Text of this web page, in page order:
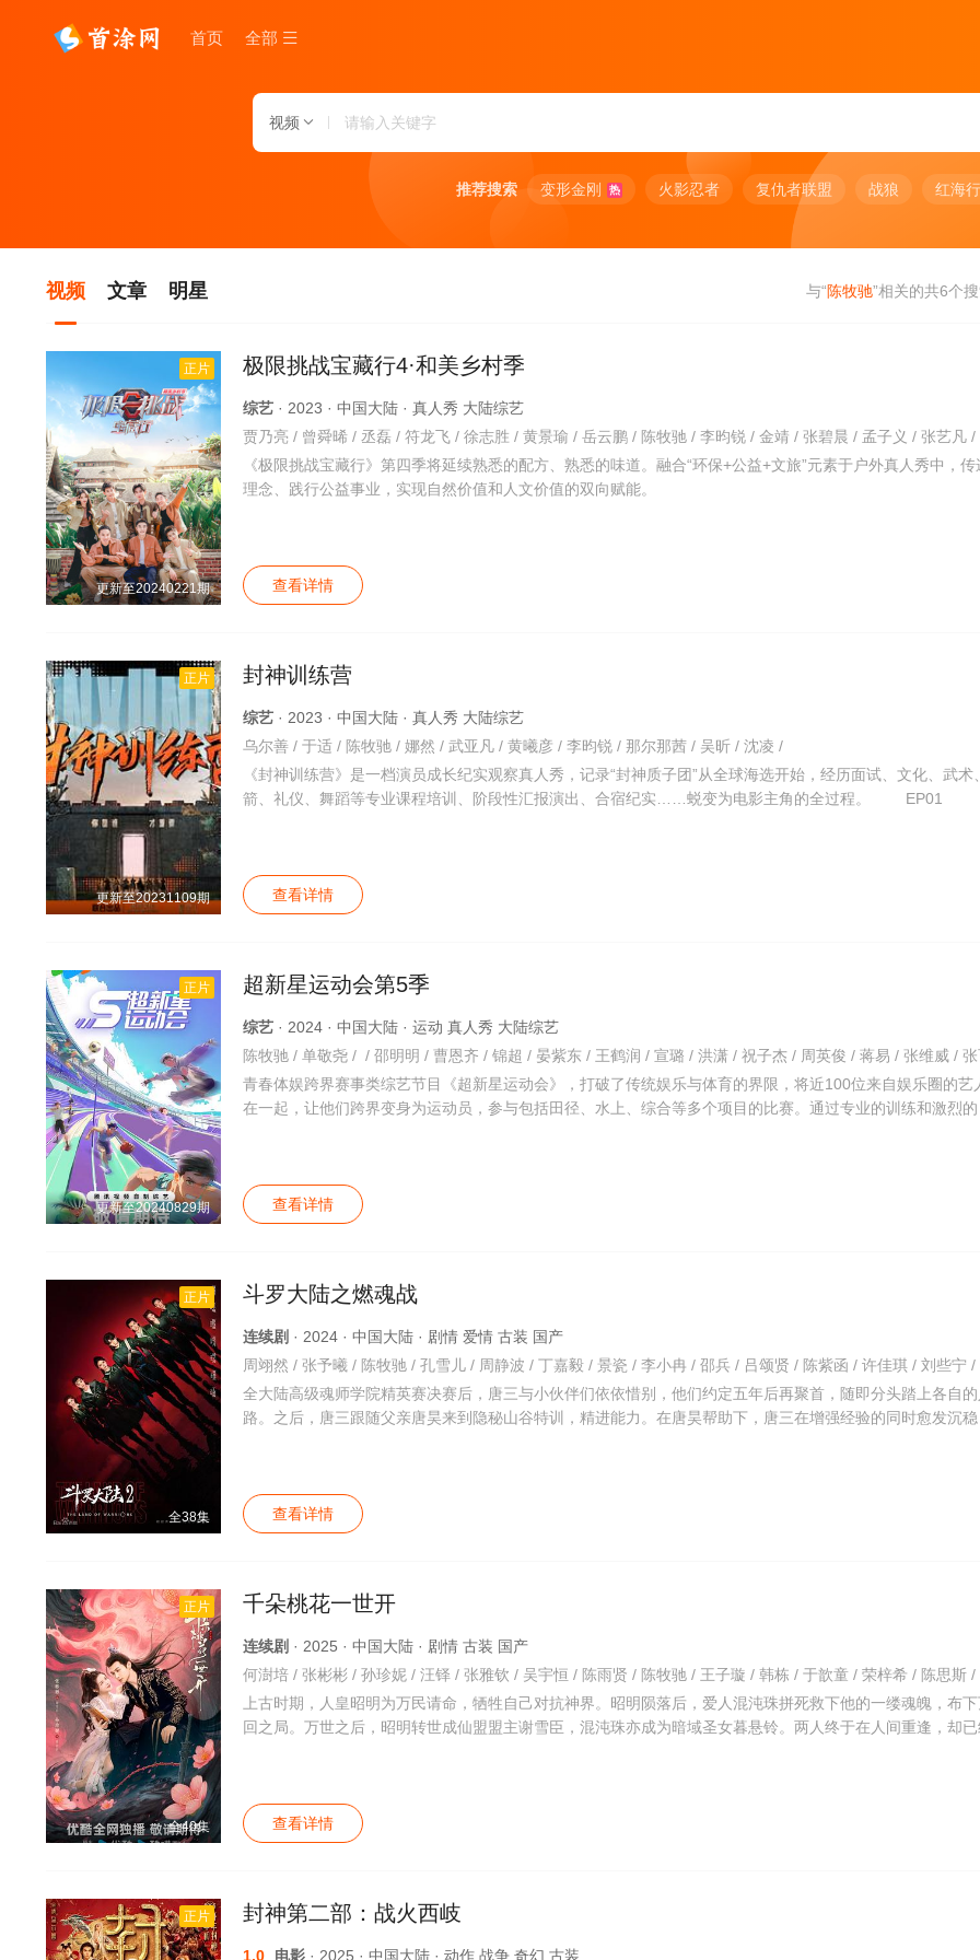
首页 全部
视频
推荐搜索 变形金刚 热 火影忍者 复仇者联盟 战狼 红海
视频 文章 明星 与“陈牧驰”相关的共6个
正片
更新至20240221期
极限挑战宝藏行4·和美乡村季
综艺 · 2023 · 中国大陆 · 真人秀 大陆综艺
《极限挑战宝藏行》第四季将延续熟悉的配方、熟悉的味道。融合“环保+公益+文旅”元素于户外真人秀中，传
理念、践行公益事业，实现自然价值和人文价值的双向赋能。
查看详情
正片
更新至20231109期
封神训练营
综艺 · 2023 · 中国大陆 · 真人秀 大陆综艺
乌尔善 / 于适 / 陈牧驰 / 娜然 / 武亚凡 / 黄曦彦 / 李昀锐 / 那尔那茜 / 吴昕 / 沈凌 /
《封神训练营》是一档演员成长纪实观察真人秀，记录“封神质子团”从全球海选开始，经历面试、文化、武术
箭、礼仪、舞蹈等专业课程培训、阶段性汇报演出、合宿纪实……蜕变为电影主角的全过程。 EP01
查看详情
正片
更新至20240829期
超新星运动会第5季
综艺 · 2024 · 中国大陆 · 运动 真人秀 大陆综艺
青春体娱跨界赛事类综艺节目《超新星运动会》，打破了传统娱乐与体育的界限，将近100位来自娱乐圈的艺
在一起，让他们跨界变身为运动员，参与包括田径、水上、综合等多个项目的比赛。通过专业的训练和激烈的
查看详情
正片
全38集
斗罗大陆之燃魂战
连续剧 · 2024 · 中国大陆 · 剧情 爱情 古装 国产
全大陆高级魂师学院精英赛决赛后，唐三与小伙伴们依依惜别，他们约定五年后再聚首，随即分头踏上各自
路。之后，唐三跟随父亲唐昊来到隐秘山谷特训，精进能力。在唐昊帮助下，唐三在增强经验的同时愈发沉稳
查看详情
正片
全40集
千朵桃花一世开
连续剧 · 2025 · 中国大陆 · 剧情 古装 国产
上古时期，人皇昭明为万民请命，牺牲自己对抗神界。昭明陨落后，爱人混沌珠拼死救下他的一缕魂魄，布
回之局。万世之后，昭明转世成仙盟盟主谢雪臣，混沌珠亦成为暗域圣女暮悬铃。两人终于在人间重逢，却
查看详情
正片 封神第二部：战火西岐
1.0 电影 · 2025 · 中国大陆 · 动作 战争 奇幻 古装